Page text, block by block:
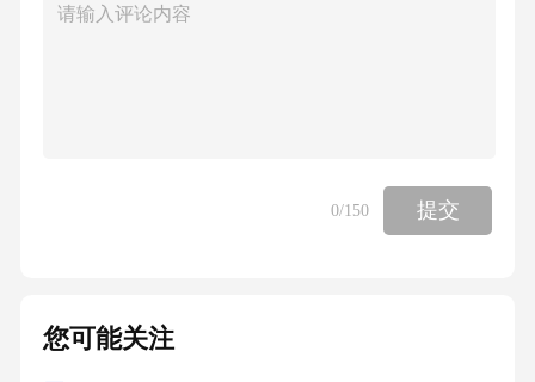
致空气不流通。三、监督与检测餐饮场所应定
的环节，应及时整改并重新检测。四、人员培
训与意识提升餐饮场所应定期对从业人员进行
一环节的操作都符合规范。五、结语餐厅餐具
0/150 提交
您可能关注